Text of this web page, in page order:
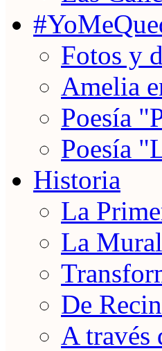
Fotos y
Amelia
Poesía
Poesía
Historia
La
La
De
A través